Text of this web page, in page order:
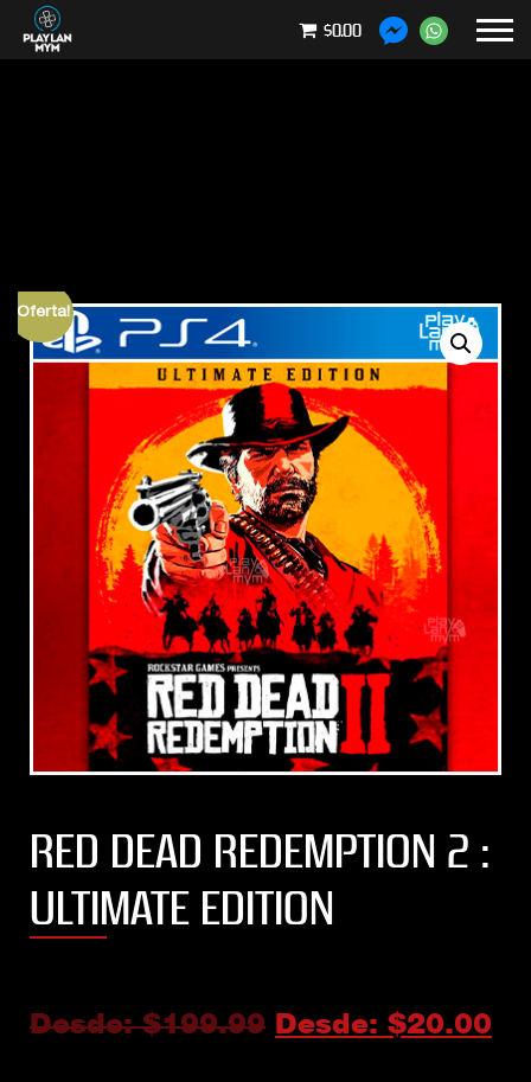
$0.00
¡Oferta!
RED DEAD REDEMPTION 2 :
ULTIMATE EDITION
Desde:$199.99 Desde: $20.00